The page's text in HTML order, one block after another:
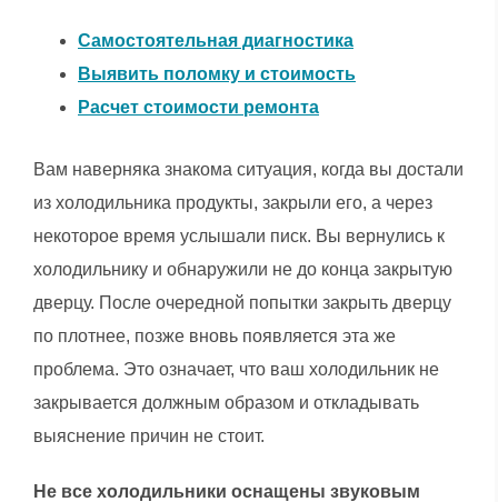
Самостоятельная диагностика
Выявить поломку и стоимость
Расчет стоимости ремонта
Вам наверняка знакома ситуация, когда вы достали
из холодильника продукты, закрыли его, а через
некоторое время услышали писк. Вы вернулись к
холодильнику и обнаружили не до конца закрытую
дверцу. После очередной попытки закрыть дверцу
по плотнее, позже вновь появляется эта же
проблема. Это означает, что ваш холодильник не
закрывается должным образом и откладывать
выяснение причин не стоит.
Не все холодильники оснащены звуковым